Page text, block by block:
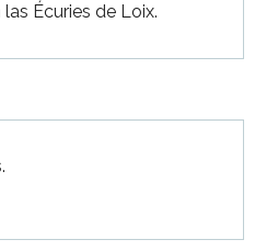
Écuries de Loix.